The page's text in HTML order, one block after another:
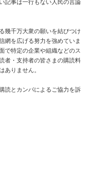
記事は一行もない人民の言論
幾千万大衆の願いを結びつけ
網を広げる努力を強めていま
で特定の企業や組織などのス
者・支持者の皆さまの購読料
ありません。
読とカンパによるご協力を訴